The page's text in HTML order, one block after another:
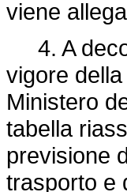
viene
4. A
vigore
Ministero
tabella
previsione
trasporto e